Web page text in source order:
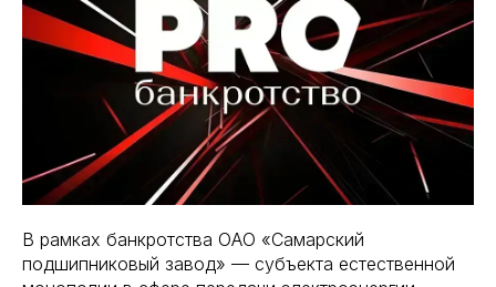
В рамках банкротства ОАО «Самарский
подшипниковый завод» — субъекта естественной